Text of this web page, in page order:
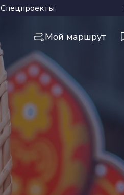
Спецпроекты
Мой маршрут